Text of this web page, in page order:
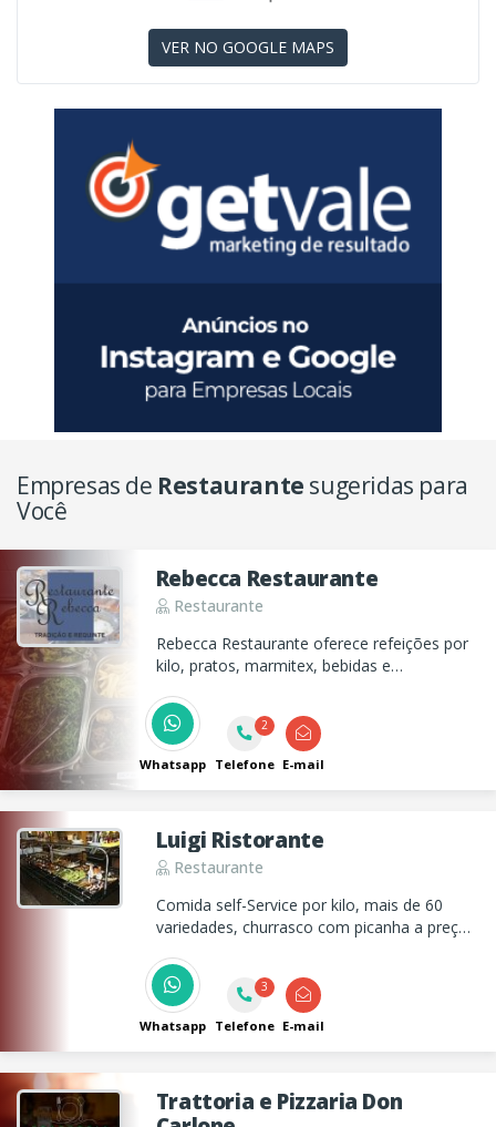
VER NO GOOGLE MAPS
Empresas de Restaurante sugeridas para
Você
Rebecca Restaurante
Restaurante
Rebecca Restaurante oferece refeições por
kilo, pratos, marmitex, bebidas e
centro para sua comodidade!
Whatsapp
2
Telefone E-mail
Luigi Ristorante
Restaurante
Comida self-Service por kilo, mais de 60
variedades, churrasco com picanha a preço
gratuito.
Whatsapp
3
Telefone E-mail
Trattoria e Pizzaria Don